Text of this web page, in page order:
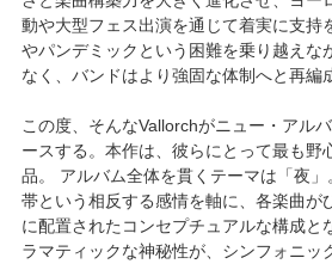
動や大型フェス出演を通じて着実に支持
やパンデミックという困難を乗り越えな
なく、バンドはより強固な体制へと再編
この度、そんなVallorchがニュー・アル
ースする。本作は、彼らにとって最も野
品。 アルバム全体を貫くテーマは「夜
帯という相反する感情を軸に、各楽曲が
に配置されたコンセプチュアルな構成と
ラマティックな神秘性が、シンフォニッ